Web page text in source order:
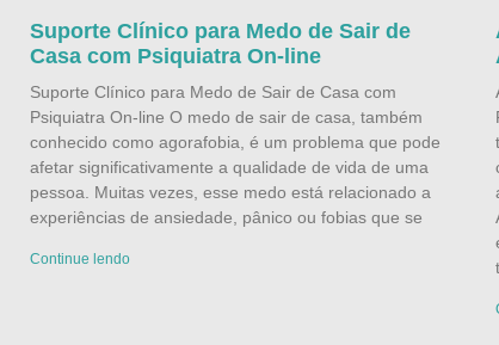
Suporte Clínico para Medo de Sair de
Casa com Psiquiatra On-line
Suporte Clínico para Medo de Sair de Casa com
Psiquiatra On-line O medo de sair de casa, também
conhecido como agorafobia, é um problema que pode
afetar significativamente a qualidade de vida de uma
pessoa. Muitas vezes, esse medo está relacionado a
experiências de ansiedade, pânico ou fobias que se
Continue lendo